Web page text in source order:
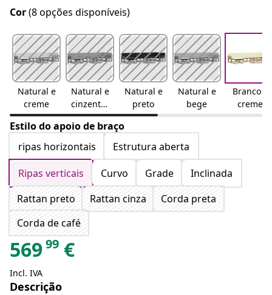
Cor(8 opções disponíveis)
Natural e
creme
Natural e
cinzento-
claro
Natural e
preto
Natural e
bege
Branco e
creme
Estilo do apoio de braço
ripas horizontais
Estrutura aberta
Ripas verticais
Curvo Grade
Inclinada
Rattan preto
Rattan cinza
Corda preta
Corda de café
56999 €
Incl. IVA
Descrição